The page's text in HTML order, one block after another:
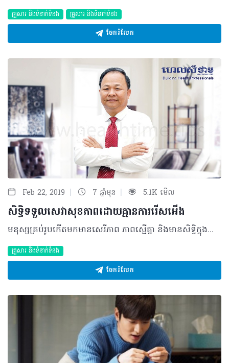
គ្រួសារ​ និងទំនាក់ទំនង គ្រួសារ​ និងទំនាក់ទំនង
ចែករំលែក
Feb 22, 2019 | 7 ឆ្នាំមុន | 5.1K មើល
សិទ្ធិទទួលសេវាសុខភាពដោយគ្មានការរើសអើង
មនុស្សគ្រប់រូបកើតមកមានសេរីភាព ភាពស្មើគ្នា និងមានសិទ្ធិក្នុងការទទួលសេវាថែទាំព្យាបាលដោយមិនមានការប្រកាន់អំពីពូជសាសន៍ សញ្ជាតិ ពណ៌សម្បុរ សាសនា ភាសា អាយុ ភេទ ស្ថានភាពគ្រួសារ ស្ថានភាពសេដ្ឋកិច្ចស្ថានភាពសង្គម និងនិន្នាការនយោបាយឡើយ។ ជាក់ស្តែង សិទ្ធិទីមួយរបស់អ្នកជំងឺ ឬអតិថិជនក្នុងចំណោមសិទ្ធិទាំង៧នោះគឺ សិទ្ធិស្មើភាព និងសិទ្ធិមិនរើសអើងគ្រប់បែបយ៉ាង ដែលការអនុវត្តជារួម មានដូចជា៖ • ការផ្តល់សេវាប្រកបដោយគុណភាពទៅតាមស្តង់ដាជាតិដែលបានកំណត់ដល់អតិថិជន ឬអ្នកជំងឺទាំងអស់ដោយមិនប្រកាន់ពូជសាសន៍ សញ្ជាតិពណ៌សម្បុរ សាសនា ភាសា អាយុ ភេទ ស្ថានភាពគ្រួសារ ស្ថានភាពសេដ្ឋកិច្ចស្ថានភាពសង្គម និងនិន្នាការនយោបាយ។ • សិទ្ធិអ្នកជំងឺស្តីពីភាពស្មើគ្នា និងសិទ្ធិមិនរើសអើងមានចែងក្នុងក្រសីលធម៌វិជ្ជាជីវៈវេជ្ជសាស្រ្ត - អ្នកផ្តល់សេវាសុខភាពមានកាតព្វកិច្ចត្រូវគោរពសិទ្ធិនេះពេញមួយអាជីពរបស់ខ្លួន - ក្រសួងសុខាភិបាល និងមន្រី្តទទួលបន្ទុកមូលដ្ឋានសុខាភិបាល ត្រូវធ្វើឲ្យអ្នកផ្តល់សេវាសុខភាពបានយល់ដឹងនិងអនុវត្តក្រមសីលធម៌វិជ្ជាជីវៈវេជ្ជសាស្រ្ត។ • ស្របតាមគោលនយោបាយវិមជ្ឈការ ក្រុមប្រឹក្សាឃុំសង្កាត់ត្រូវតែមានតួនាទីក្នុងការពន្យល់ឲ្យបានច្បាស់លាស់អំពីសិទ្ធិអតិថិជនដល់៖ - ប្រជាជនក្រីក្រ - ជនងាយរងគ្រោះ - និងផ្តល់ការគាំទ្រនៅពេលណាដែលពួកគាត់ត្រូវការ។ • ការផ្សព្វផ្សាយព័ត៌មានបន្ថែមអាចធ្វើឡើងក្រោមរូបភាព៖ - ការទំនាក់ទំនងអន្តរបុគ្គល - យុទ្ធនាការអប់រំ - សម្ភារបោះពុម្ព (ចែកខិត្តប័ណ្ណ ឬផ្ទាំងរូបភាព) - ប្រព័ន្ធផ្សព្វផ្សាយអេឡិចត្រូនិច (វិទ្យុ ទូរទស្សន៍ និងវិបសាយ)។ • អប់រំដល់គ្រូបង្រៀនអាចមានតួនាទីសំខាន់ក្នុងការផ្សព្វផ្សាយសិទ្ធិអតិថិជនទៅដល់សិស្សានុសិស្ស។ តើការទទួលខុសត្រូវចំពោះសិទ្ធិស្មើភាព និងសិទ្ធិមិនរើសអើងគ្រប់បែបយ៉ាងមានអ្វីខ្លះ? ការទទួលខុសត្រូវអ្នកជំងឺត្រូវតែសកម្មខ្លួនឯងក្នុងការស្វែងយល់អំពីសិទ្ធិរបស់ខ្លួន ដែលគាត់អាចរកជំនួយបានតាមរយ៖ • គណៈកម្មការគ្រប់គ្រងមណ្ឌលសុខភាព ឬមន្ទីរពេទ្យ • ក្រុមទ្រទ្រង់សុខភាពភូមិ • បុគ្គលិកសុខភាព និងក្រុមប្រឹក្សាឃុំ/សង្កាត់។ បកស្រាយដោយ៖ វេជ្ជបណ្ឌិត ឡាក់ ឡេង នាយករងនៃមជ្ឈមណ្ឌលជាតិលើកកម្ពស់សុខភាព ©2019 រក្សាសិទ្ធិគ្រប់យ៉ាង​ដោយ Healthtime Corporation ចំពោះគ្រប់អត្ថបទដោយគ្មានផ្នែកណាមួយត្រូវបោះពុម្ពផ្សាយចូល ប្រព័ន្ធអ៊ីនធឺណែតឧបករណ៍អេឡិចត្រូនិកអាត់ជាសំឡេងឬថតចំលងគ្រប់រូបភាពដោយគ្មានការអនុញ្ញាតឡើយ
គ្រួសារ​ និងទំនាក់ទំនង
ចែករំលែក